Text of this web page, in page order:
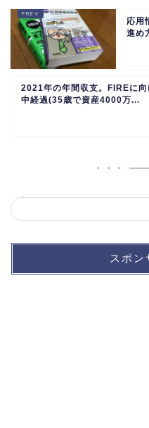
応用
進め
2021年の年間収支。FIREに向
中経過(35歳で資産4000万...
スポン